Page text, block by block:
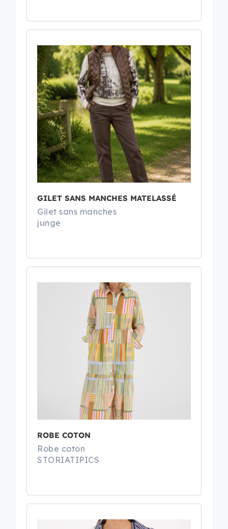
GILET SANS MANCHES MATELASSÉ
Gilet sans manches
junge
ROBE COTON
Robe coton
STORIATIPICS